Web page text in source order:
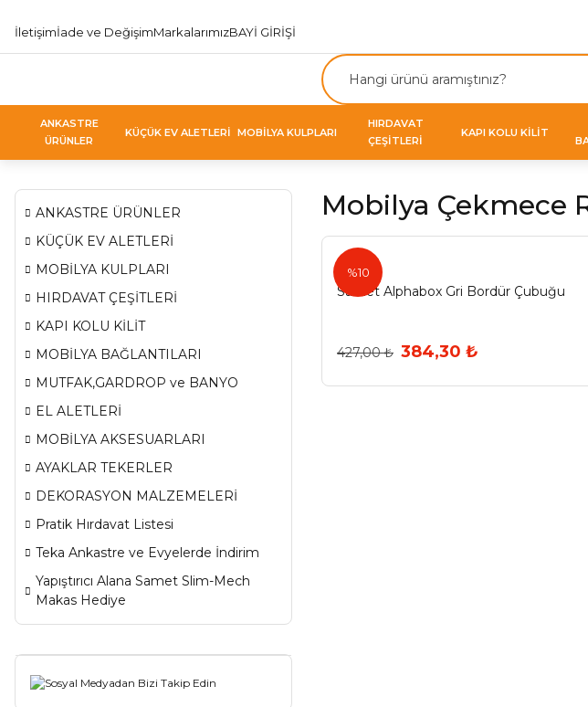
İletişimİade ve DeğişimMarkalarımızBAYİ GİRİŞİ
ANKASTRE
ÜRÜNLER
KÜÇÜK EV ALETLERİ MOBİLYA KULPLARI
HIRDAVAT
ÇEŞİTLERİ
KAPI KOLU KİLİT
ANKASTRE ÜRÜNLER
KÜÇÜK EV ALETLERİ
MOBİLYA KULPLARI
HIRDAVAT ÇEŞİTLERİ
KAPI KOLU KİLİT
MOBİLYA BAĞLANTILARI
MUTFAK,GARDROP ve BANYO
EL ALETLERİ
MOBİLYA AKSESUARLARI
AYAKLAR TEKERLER
DEKORASYON MALZEMELERİ
Pratik Hırdavat Listesi
Teka Ankastre ve Evyelerde İndirim
Yapıştırıcı Alana Samet Slim-Mech
Makas Hediye
Mobilya Çekmece
%10
Samet
Samet Alphabox Gri Bordür Çubuğu
427,00 ₺ 384,30 ₺